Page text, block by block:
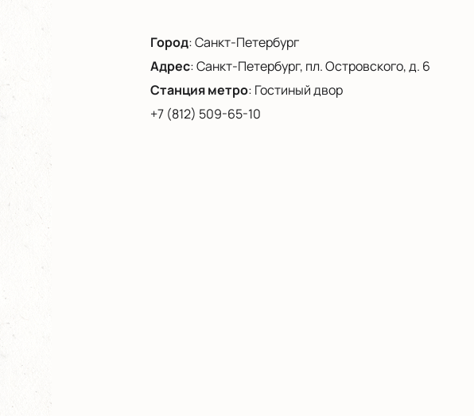
Город:Санкт-Петербург
Адрес:Санкт-Петербург, пл. Островского, д. 6
Станция метро: Гостиный двор
+7 (812) 509-65-10